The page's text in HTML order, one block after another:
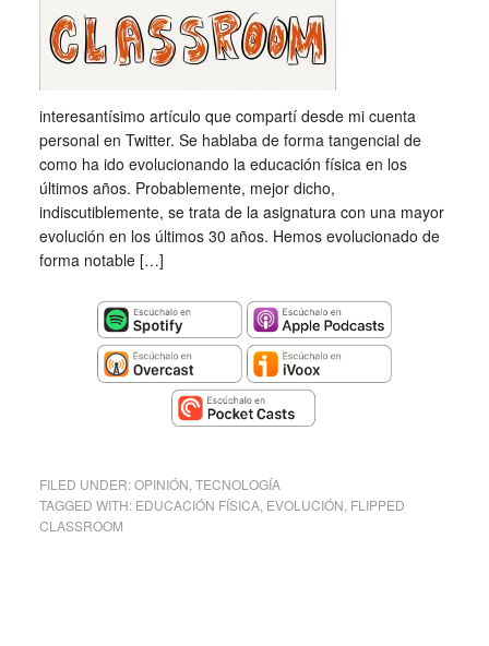
interesantísimo artículo que compartí desde mi cuenta
personal en Twitter. Se hablaba de forma tangencial de
como ha ido evolucionando la educación física en los
últimos años. Probablemente, mejor dicho,
indiscutiblemente, se trata de la asignatura con una mayor
evolución en los últimos 30 años. Hemos evolucionado de
forma notable […]
FILED UNDER:OPINIÓN TECNOLOGÍA
TAGGED WITH: EDUCACIÓN FÍSICA, EVOLUCIÓN FLIPPED
CLASSROOM